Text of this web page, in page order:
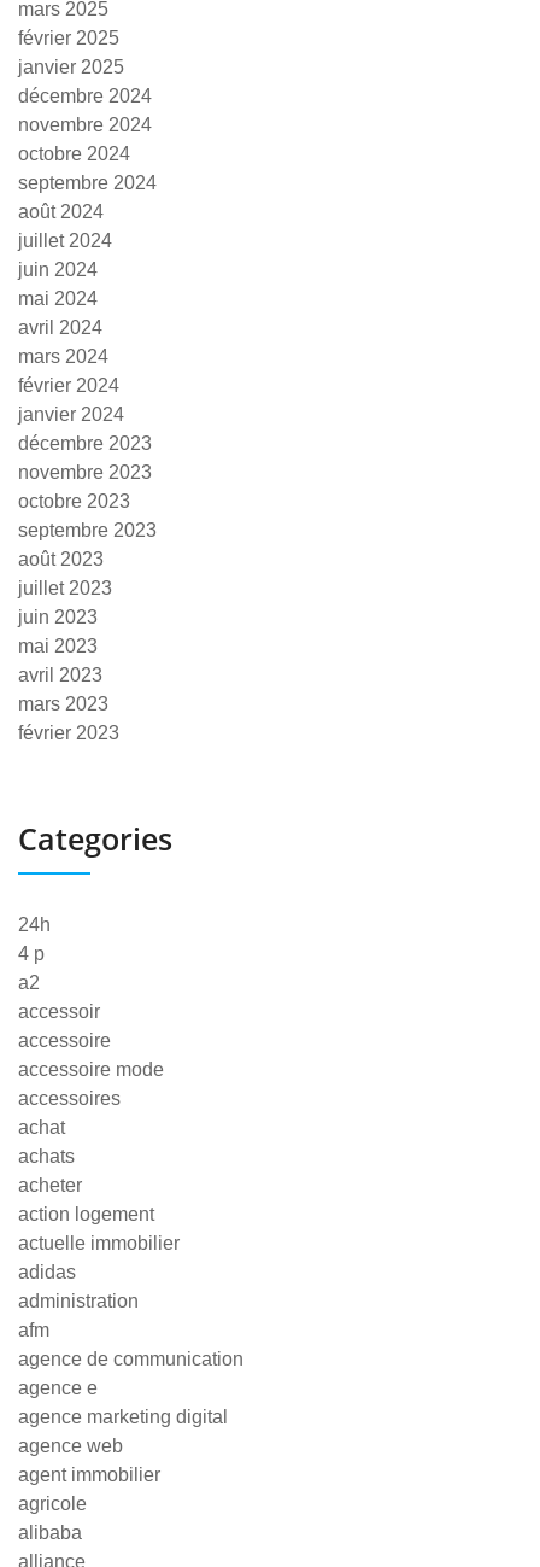
mars 2025
février 2025
janvier 2025
décembre 2024
novembre 2024
octobre 2024
septembre 2024
août 2024
juillet 2024
juin 2024
mai 2024
avril 2024
mars 2024
février 2024
janvier 2024
décembre 2023
novembre 2023
octobre 2023
septembre 2023
août 2023
juillet 2023
juin 2023
mai 2023
avril 2023
mars 2023
février 2023
Categories
24h
4 p
a2
accessoir
accessoire
accessoire mode
accessoires
achat
achats
acheter
action logement
actuelle immobilier
adidas
administration
afm
agence de communication
agence e
agence marketing digital
agence web
agent immobilier
agricole
alibaba
alliance